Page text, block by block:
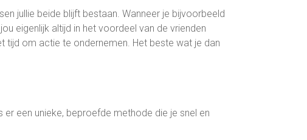
jullie beide blijft bestaan. Wanneer je bijvoorbeeld
eigenlijk altijd in het voordeel van de vrienden
tijd om actie te ondernemen. Het beste wat je dan
er een unieke, beproefde methode die je snel en